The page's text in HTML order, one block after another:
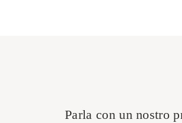
Parla con un nostro